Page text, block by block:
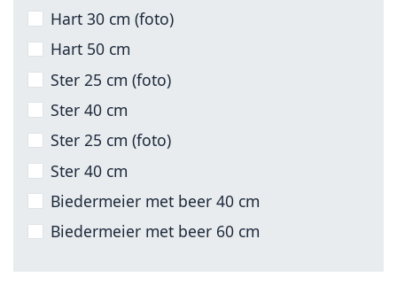
Hart 30 cm (foto)
Hart 50 cm
Ster 25 cm (foto)
Ster 40 cm
Ster 25 cm (foto)
Ster 40 cm
Biedermeier met beer 40 cm
Biedermeier met beer 60 cm